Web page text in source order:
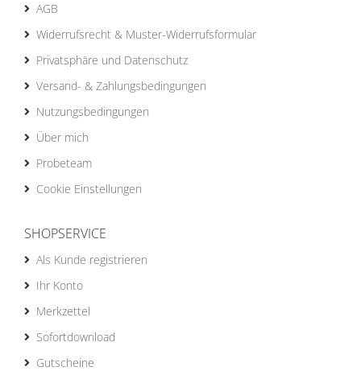
AGB
Widerrufsrecht & Muster-Widerrufsformular
Privatsphäre und Datenschutz
Versand- & Zahlungsbedingungen
Nutzungsbedingungen
Über mich
Probeteam
Cookie Einstellungen
SHOPSERVICE
Als Kunde registrieren
Ihr Konto
Merkzettel
Sofortdownload
Gutscheine